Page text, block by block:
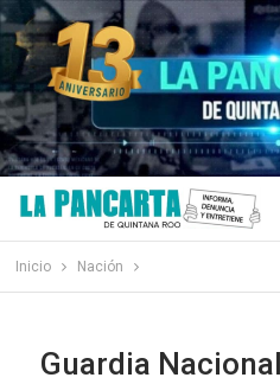
Inicio Nación
Guardia